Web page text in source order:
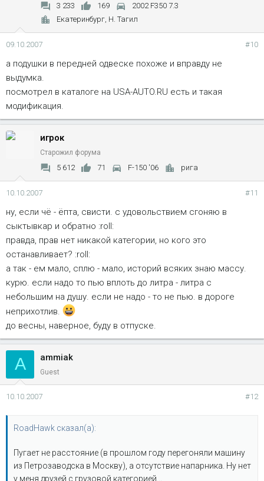
3 233 169
2002 F350 7.3
Екатеринбург, Н. Тагил
09.10.2007 #10
а подушки в передней одвеске похоже и вправду не
выдумка.
посмотрел в каталоге на USA-AUTO.RU есть и такая
модификация.
игрок
Старожил форума
5 612 71 F-150 '06 рига
10.10.2007 #11
ну, если чё - ёпта, свисти. с удовольствием сгоняю в
сыктывкар и обратно :roll:
правда, прав нет никакой категории, но кого это
останавливает? :roll:
а так - ем мало, сплю - мало, историй всяких знаю массу.
курю. если надо то пью вплоть до литра - литра с
небольшим на душу. если не надо - то не пью. в дороге
неприхотлив.
до весны, наверное, буду в отпуске.
A ammiak
Guest
10.10.2007 #12
RoadHawk сказал(а):
Пугает не расстояние (в прошлом году перегоняли машину
из Петрозаводска в Москву), а отсутствие напарника. Ну нет
у меня друзей с грузовой категорией...